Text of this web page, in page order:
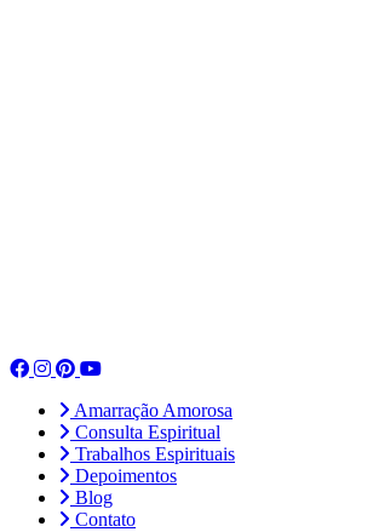
Amarração Amorosa
Consulta Espiritual
Trabalhos Espirituais
Depoimentos
Blog
Contato